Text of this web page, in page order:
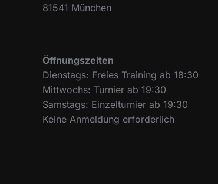
81541 München
Öffnungszeiten
Dienstags: Freies Training ab 18:30
Mittwochs: Turnier ab 19:30
Samstags: Einzelturnier ab 19:30
Keine Anmeldung erforderlich